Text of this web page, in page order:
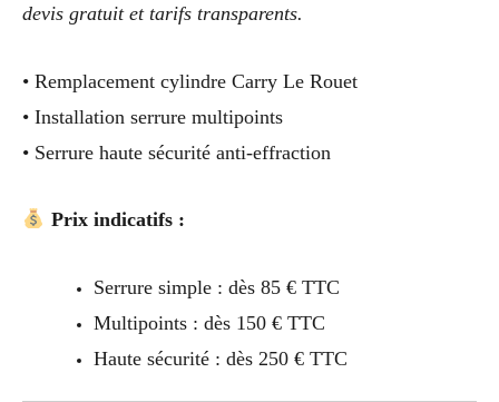
devis gratuit et tarifs transparents.
• Remplacement cylindre Carry Le Rouet
• Installation serrure multipoints
• Serrure haute sécurité anti-effraction
Prix indicatifs :
Serrure simple : dès 85 € TTC
Multipoints : dès 150 € TTC
Haute sécurité : dès 250 € TTC